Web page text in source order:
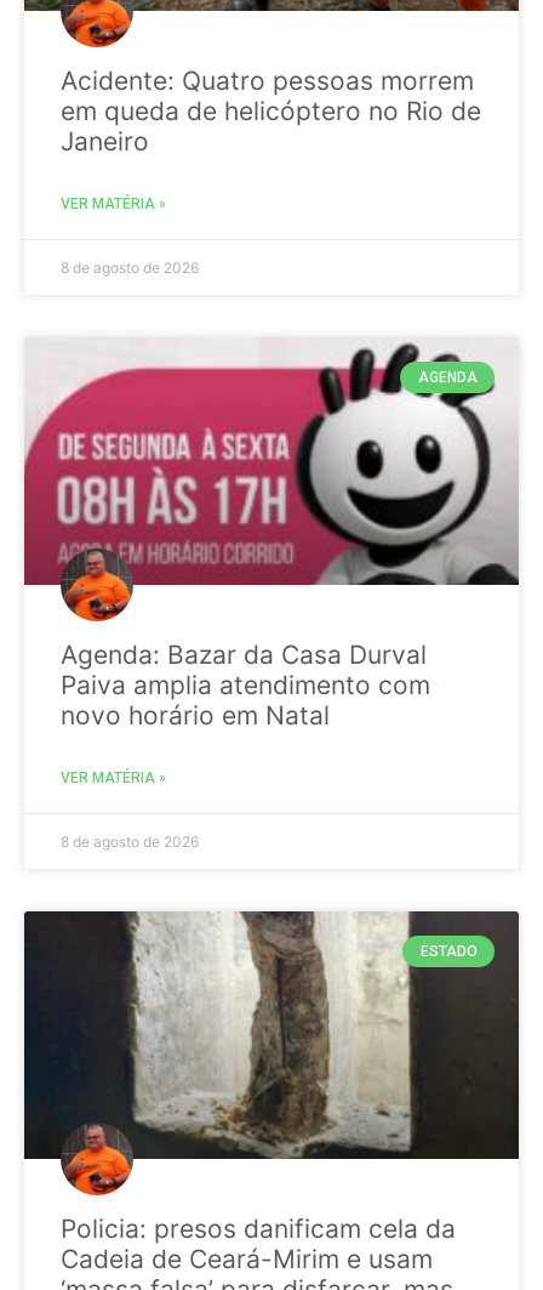
Acidente: Quatro pessoas morrem
em queda de helicóptero no Rio de
Janeiro
VER MATÉRIA »
8 de agosto de 2026
AGENDA
Agenda: Bazar da Casa Durval
Paiva amplia atendimento com
novo horário em Natal
VER MATÉRIA »
8 de agosto de 2026
ESTADO
Policia: presos danificam cela da
Cadeia de Ceará-Mirim e usam